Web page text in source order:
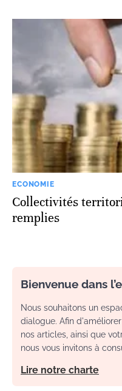
ECONOMIE
Collectivités
remplies
Bienvenue dans
Nous souhaitons un
dialogue. Afin
nos articles, ainsi que
nous vous invitons à
Lire notre charte